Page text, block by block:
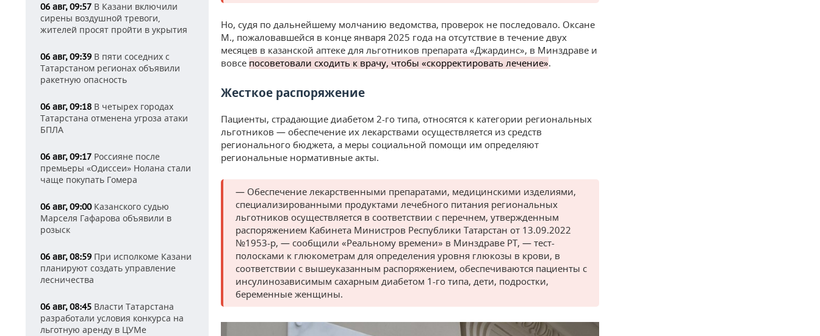
06 авг, 09:57 В Казани включили
сирены воздушной тревоги,
жителей просят пройти в укрытия
06 авг, 09:39 В пяти соседних с
Татарстаном регионах объявили
ракетную опасность
06 авг, 09:18 В четырех городах
Татарстана отменена угроза атаки
БПЛА
06 авг, 09:17 Россияне после
премьеры «Одиссеи» Нолана стали
чаще покупать Гомера
06 авг, 09:00Казанского судью
Марселя Гафарова объявили в
розыск
06 авг, 08:59 При исполкоме Казани
планируют создать управление
лесничества
06 авг, 08:45 Власти Татарстана
разработали условия конкурса на
льготную аренду в ЦУМе
Но, судя по дальнейшему молчанию ведомства, проверок не последовало. Оксане
М., пожаловавшейся в конце января 2025 года на отсутствие в течение двух
месяцев в казанской аптеке для льготников препарата «Джардинс», в Минздраве и
вовсе посоветовали сходить к врачу, чтобы «скорректировать лечение».
Жесткое распоряжение
Пациенты, страдающие диабетом 2-го типа, относятся к категории региональных
льготников — обеспечение их лекарствами осуществляется из средств
регионального бюджета, а меры социальной помощи им определяют
региональные нормативные акты.
— Обеспечение лекарственными препаратами, медицинскими изделиями,
специализированными продуктами лечебного питания региональных
льготников осуществляется в соответствии с перечнем, утвержденным
распоряжением Кабинета Министров Республики Татарстан от 13.09.2022
№1953-р, — сообщили «Реальному времени» в Минздраве РТ, — тест-
полосками к глюкометрам для определения уровня глюкозы в крови, в
соответствии с вышеуказанным распоряжением, обеспечиваются пациенты с
инсулинозависимым сахарным диабетом 1-го типа, дети, подростки,
беременные женщины.